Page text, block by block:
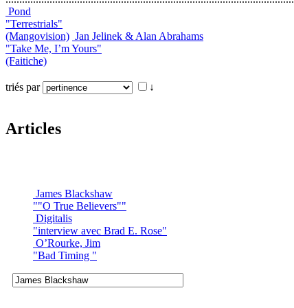
Pond
"Terrestrials"
(Mangovision) Jan Jelinek & Alan Abrahams
"Take Me, I’m Yours"
(Faitiche)
triés par ↓
Articles
James Blackshaw
""O True Believers""
Digitalis
"interview avec Brad E. Rose"
O’Rourke, Jim
"Bad Timing "